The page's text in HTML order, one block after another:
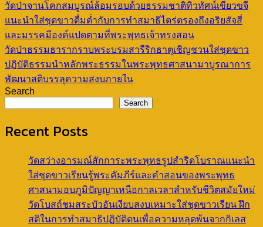
วัดป่าจานโคกสมบูรณ์ล้อมรอบด้วยธรรมชาติทิวทัศน์เขียวขจี
แนะนำใส่ชุดขาวดื่มด่ำกับการทำสมาธิไตร่ตรองถึงอริยสัจสี่
และมรรคมีองค์แปดตามที่พระพุทธเจ้าทรงสอน
วัดป่าธรรมธารากราบพระบรมสารีริกธาตุเชิญชวนใส่ชุดขาว
ปฏิบัติธรรมนําหลักพระธรรมในพระพุทธศาสนามาบูรณาการ
พัฒนาสติบรรลุความสงบภายใน
Search
Search
Recent Posts
วัดสว่างอารมณ์สักการะพระพุทธรูปสำริดโบราณแนะนำ
ใส่ชุดขาวเรียนรู้พระคัมภีร์และคำสอนของพระพุทธ
ศาสนามอบภูมิปัญญาเหนือกาลเวลาสำหรับชีวิตสมัยใหม่
วัดโบสถ์ชมสระบัวอันเงียบสงบเหมาะใส่ชุดขาวเรียน ฝึก
สติในการทำสมาธิปฏิบัติตนเพื่อความหลุดพ้นจากกิเลส